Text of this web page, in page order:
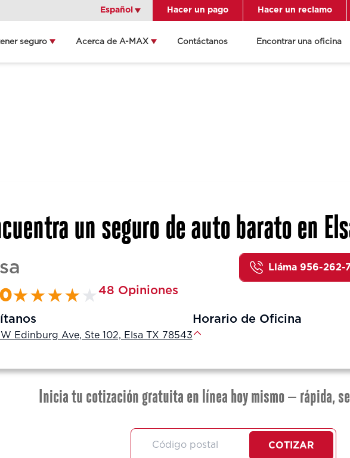
Español
Español Hacer un pago Hacer un reclamo
seguro Acerca de A-MAX Contáctanos Encontrar una oficina
un seguro de auto barato en
Lláma 956-262-
48 Opiniones
Edinburg Ave, Ste 102, Elsa TX 78543
Horario de Oficina
Inicia tu cotización gratuita en línea hoy mismo — rápida,
COTIZAR